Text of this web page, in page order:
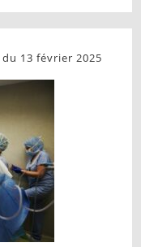
13 février 2025